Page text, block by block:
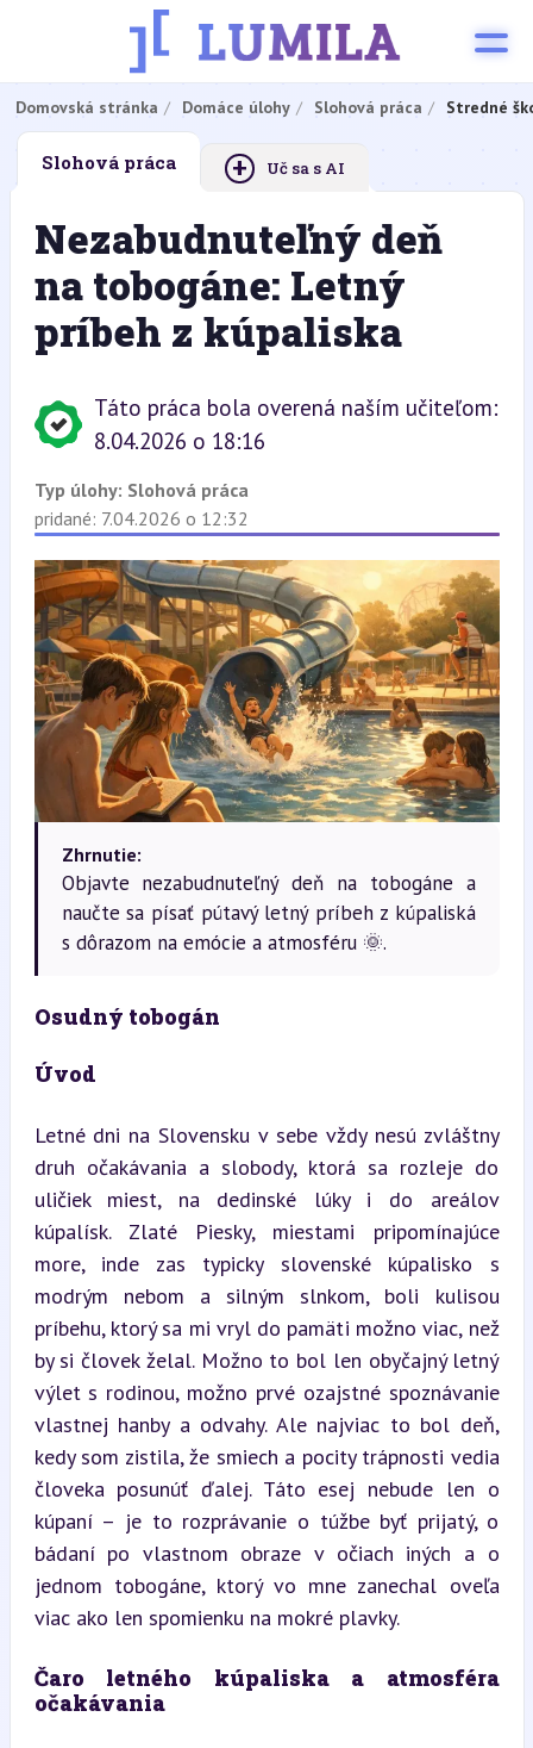
Domovská stránka Domáce úlohy Slohová práca Stredné
Slohová práca + Uč sa s AI
Nezabudnuteľný deň
na tobogáne: Letný
príbeh z kúpaliska
Táto práca bola overená naším učiteľom:
8.04.2026 o 18:16
Typ úlohy: Slohová práca
pridané: 7.04.2026 o 12:32
Zhrnutie:
Objavte nezabudnuteľný deň na tobogáne a
naučte sa písať pútavý letný príbeh z kúpaliská
s dôrazom na emócie a atmosféru 🌞.
Osudný tobogán
Úvod
Letné dni na Slovensku v sebe vždy nesú zvláštny
druh očakávania a slobody, ktorá sa rozleje do
uličiek miest, na dedinské lúky i do areálov
kúpalísk. Zlaté Piesky, miestami pripomínajúce
more, inde zas typicky slovenské kúpalisko s
modrým nebom a silným slnkom, boli kulisou
príbehu, ktorý sa mi vryl do pamäti možno viac, než
by si človek želal. Možno to bol len obyčajný letný
výlet s rodinou, možno prvé ozajstné spoznávanie
vlastnej hanby a odvahy. Ale najviac to bol deň,
kedy som zistila, že smiech a pocity trápnosti vedia
človeka posunúť ďalej. Táto esej nebude len o
kúpaní – je to rozprávanie o túžbe byť prijatý, o
bádaní po vlastnom obraze v očiach iných a o
jednom tobogáne, ktorý vo mne zanechal oveľa
viac ako len spomienku na mokré plavky.
Čaro letného kúpaliska a atmosféra
očakávania